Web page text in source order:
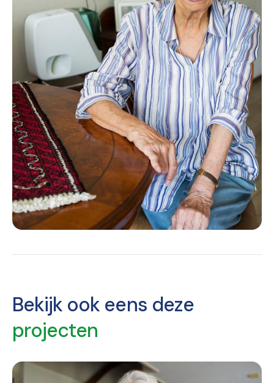
Bekijk ook eens deze
projecten